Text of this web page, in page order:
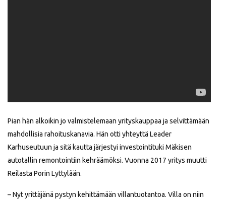
Pian hän alkoikin jo valmistelemaan yrityskauppaa ja selvittämään
mahdollisia rahoituskanavia. Hän otti yhteyttä Leader
Karhuseutuun ja sitä kautta järjestyi investointituki Mäkisen
autotallin remontointiin kehräämöksi. Vuonna 2017 yritys muutti
Reilasta Porin Lyttylään.
– Nyt yrittäjänä pystyn kehittämään villantuotantoa. Villa on niin